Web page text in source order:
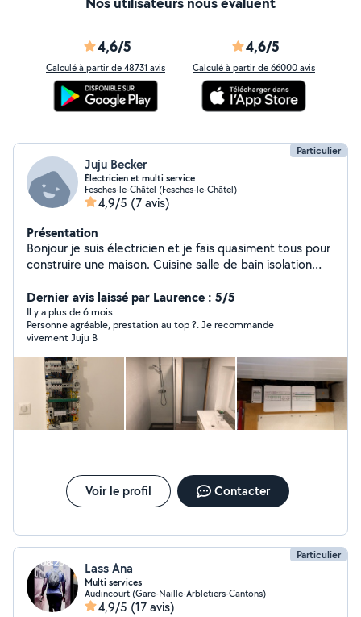
4,6/5
Calculé à partir de 48731 avis
4,6/5
Calculé à partir de 66000 avis
Particulier
Juju Becker
Électricien et multi service
Fesches-le-Châtel (Fesches-le-Châtel)
4,9/5 (7 avis)
Présentation
Bonjour je suis électricien et je fais quasiment tous pour
construire une maison. Cuisine salle de bain isolation
Dernier avis laissé par Laurence : 5/5
Il y a plus de 6 mois
Personne agréable, prestation au top ?. Je recommande
vivement Juju B
Voir le profil Contacter
Particulier
Lass Ana
Multi services
Audincourt (Gare-Naille-Arbletiers-Cantons)
4,9/5 (17 avis)